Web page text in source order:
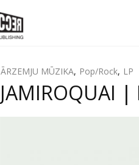
ĀRZEMJU MŪZIKA, Pop/Rock, LP
JAMIROQUAI |